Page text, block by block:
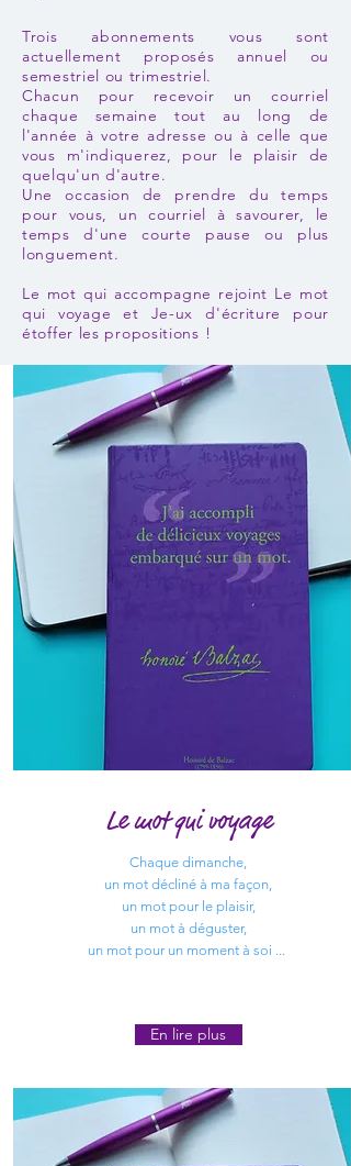
Trois abonnements vous sont
actuellement proposés annuel ou
semestriel ou trimestriel.
Chacun pour recevoir un courriel
chaque semaine tout au long de
l'année à votre adresse ou à celle que
vous m'indiquerez, pour le plaisir de
quelqu'un d'autre.
Une occasion de prendre du temps
pour vous, un courriel à savourer, le
temps d'une courte pause ou plus
longuement.
Le mot qui accompagne rejoint Le mot
qui voyage et Je-ux d'écriture pour
étoffer les propositions !
Le mot qui voyage
Chaque dimanche,
un mot décliné à ma façon,
un mot pour le plaisir,
un mot à déguster,
un mot pour un moment à soi ...
En lire plus